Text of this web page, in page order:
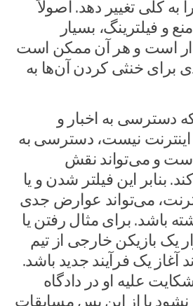
به کلی تغییر دهد. اصولاً
و فیلترینگ، بسیار
است و هر آن ممکن است
برای خنثی کردن آن‌ها به
دسترسی به اخبار و
نیست، دسترسی به
و می‌تواند نقش
بنابر این فیلتر شدن و یا
می‌تواند عوارض جدی
باشد. برای مثال رفتن یا
یک بازیکن خارجی از تیم
آغاز یک فرآیند جدید باشد.
علیه او در دادگاه
نشود یا از این پس مسابقات